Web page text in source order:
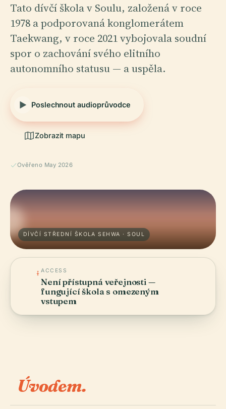
Tato dívčí škola v Soulu, založená v roce
1978 a podporovaná konglomerátem
Taekwang, v roce 2021 vybojovala soudní
spor o zachování svého elitního
autonomního statusu — a uspěla.
Poslechnout audioprůvodce
Zobrazit mapu
Ověřeno May 2026
DÍVČÍ STŘEDNÍ ŠKOLA SEHWA · SOUL
ACCESS
Není přístupná veřejnosti —
fungující škola s omezeným
vstupem
Úvodem.